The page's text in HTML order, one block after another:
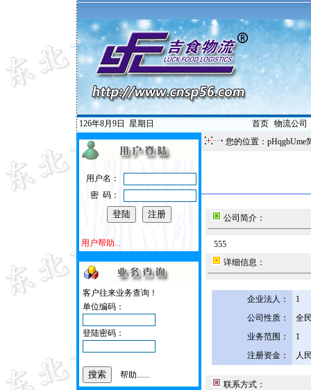
126年8月9日 星期日 首页| 物流公司
用户名：
密 码：
用户帮助...
客户往来业务查询！
单位编码：
登陆密码：
帮助......
您的位置：pHqghUme
公司简介：
555
详细信息：
企业法人：
1
公司性质：
全
业务范围：
1
注册资金：
人
联系方式：